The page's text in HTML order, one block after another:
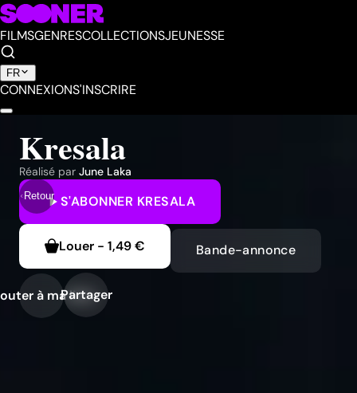
FILMSGENRESCOLLECTIONSJEUNESSE
FR
CONNEXIONS'INSCRIRE
Retour
Kresala
Réalisé par June Laka
S'ABONNER KRESALA
Louer - 1,49 € Bande-annonce
à ma liste
Partager